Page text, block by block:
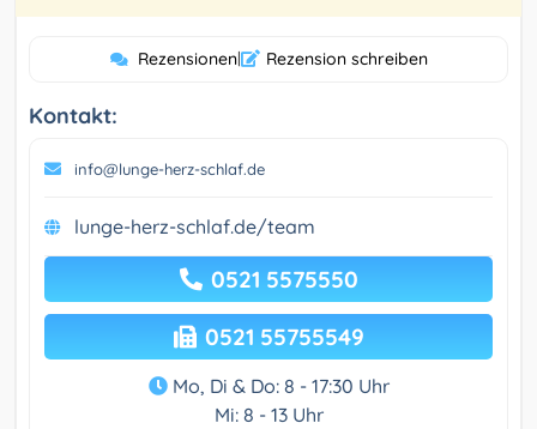
Rezensionen| Rezension schreiben
Kontakt:
info@lunge-herz-schlaf.de
lunge-herz-schlaf.de/team
0521 5575550
0521 55755549
Mo, Di & Do: 8 - 17:30 Uhr
Mi: 8 - 13 Uhr